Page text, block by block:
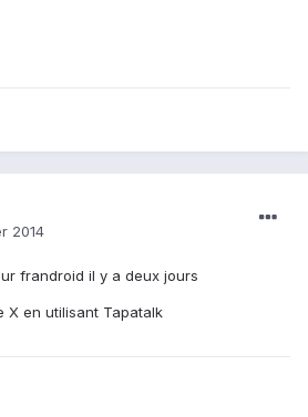
2014
frandroid il y a deux jours
X en utilisant Tapatalk